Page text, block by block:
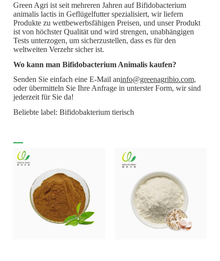
Green Agri ist seit mehreren Jahren auf Bifidobacterium
animalis lactis in Geflügelfutter spezialisiert, wir liefern
Produkte zu wettbewerbsfähigen Preisen, und unser Produkt
ist von höchster Qualität und wird strengen, unabhängigen
Tests unterzogen, um sicherzustellen, dass es für den
weltweiten Verzehr sicher ist.
Wo kann man Bifidobacterium Animalis kaufen?
Senden Sie einfach eine E-Mail aninfo@greenagribio.com,
oder übermitteln Sie Ihre Anfrage in unterster Form, wir sind
jederzeit für Sie da!
Beliebte label: Bifidobakterium tierisch